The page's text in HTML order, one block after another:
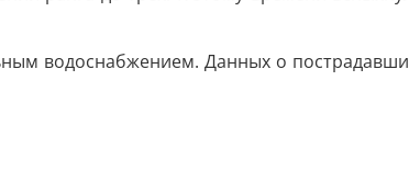
водоснабжением. Данных о